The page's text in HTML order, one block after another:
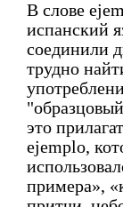
В слове
испанский
соединили
трудно
это
ejemplo,
примера»,